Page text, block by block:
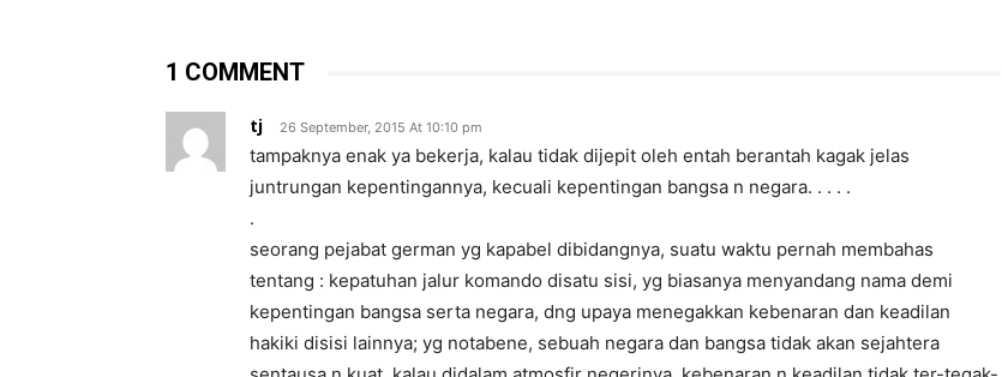
1 COMMENT
tj 26 September, 2015 At 10:10 pm
tampaknya enak ya bekerja, kalau tidak dijepit oleh entah berantah kagak jelas
juntrungan kepentingannya, kecuali kepentingan bangsa n negara. . . . .
.
seorang pejabat german yg kapabel dibidangnya, suatu waktu pernah membahas
tentang : kepatuhan jalur komando disatu sisi, yg biasanya menyandang nama demi
kepentingan bangsa serta negara, dng upaya menegakkan kebenaran dan keadilan
hakiki disisi lainnya; yg notabene, sebuah negara dan bangsa tidak akan sejahtera